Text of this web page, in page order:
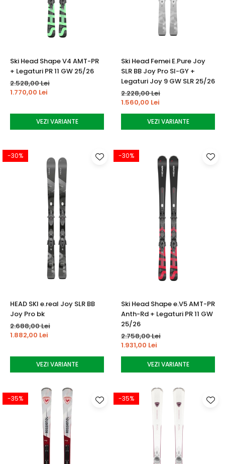
Ski Head Shape V4 AMT-PR
+ Legaturi PR 11 GW 25/26
2.528,00 Lei
1.770,00 Lei
VEZI VARIANTE
Ski Head Femei E.Pure Joy
SLR BB Joy Pro SI-GY +
Legaturi Joy 9 GW SLR 25/26
2.228,00 Lei
1.560,00 Lei
VEZI VARIANTE
-30%
HEAD SKI e.real Joy SLR BB
Joy Pro bk
2.688,00 Lei
1.882,00 Lei
VEZI VARIANTE
-30%
Ski Head Shape e.V5 AMT-PR
Anth-Rd + Legaturi PR 11 GW
25/26
2.758,00 Lei
1.931,00 Lei
VEZI VARIANTE
-35% -35%